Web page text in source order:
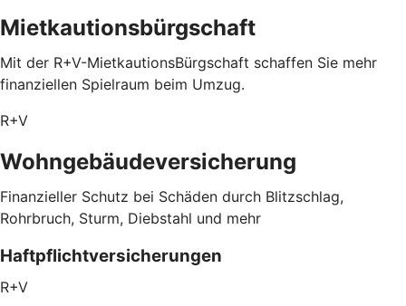
Mietkautionsbürgschaft
Mit der R+V-MietkautionsBürgschaft schaffen Sie mehr
finanziellen Spielraum beim Umzug.
R+V
Wohngebäudeversicherung
Finanzieller Schutz bei Schäden durch Blitzschlag,
Rohrbruch, Sturm, Diebstahl und mehr
Haftpflichtversicherungen
R+V